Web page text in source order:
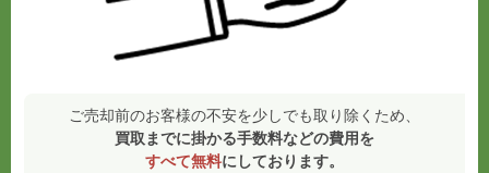
ご売却前のお客様の不安を少しでも取り除くため、
買取までに掛かる手数料などの費用を
すべて無料にしております。